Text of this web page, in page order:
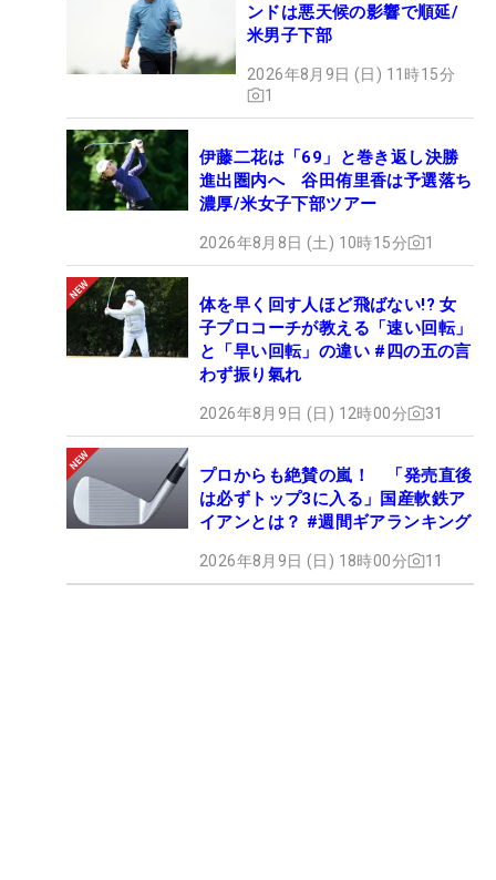
ンドは悪天候の影響で順延/
米男子下部
2026年8月9日 (日) 11時15分
1
伊藤二花は「69」と巻き返し決勝
進出圏内へ 谷田侑里香は予選落ち
濃厚/米女子下部ツアー
2026年8月8日 (土) 10時15分 1
体を早く回す人ほど飛ばない!? 女
子プロコーチが教える「速い回転」
と「早い回転」の違い #四の五の言
わず振り氣れ
2026年8月9日 (日) 12時00分 31
プロからも絶賛の嵐！ 「発売直後
は必ずトップ3に入る」国産軟鉄ア
イアンとは？ #週間ギアランキング
2026年8月9日 (日) 18時00分 11